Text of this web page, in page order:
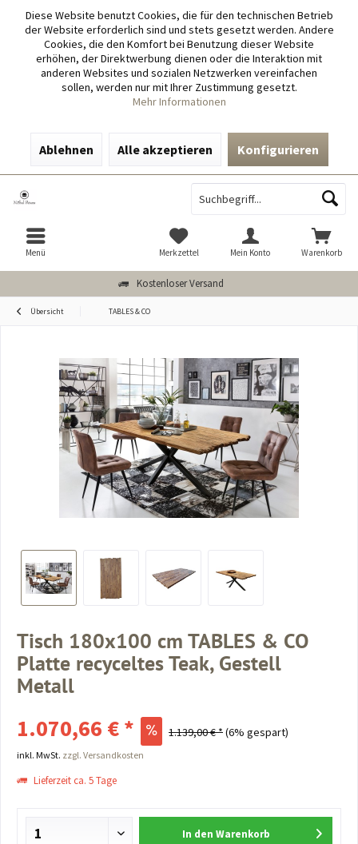
Diese Website benutzt Cookies, die für den technischen Betrieb
der Website erforderlich sind und stets gesetzt werden. Andere
Cookies, die den Komfort bei Benutzung dieser Website
erhöhen, der Direktwerbung dienen oder die Interaktion mit
anderen Websites und sozialen Netzwerken vereinfachen
sollen, werden nur mit Ihrer Zustimmung gesetzt.
Mehr Informationen
Ablehnen Alle akzeptieren Konfigurieren
Kostenloser Versand
Menü Warenkorb
Merkzettel Mein Konto
Übersicht TABLES & CO
Tisch 180x100 cm TABLES & CO
Platte recyceltes Teak, Gestell
Metall
1.070,66 € * 1.139,00 € *(6% gespart)
inkl. MwSt. zzgl. Versandkosten
Lieferzeit ca. 5 Tage
In den Warenkorb